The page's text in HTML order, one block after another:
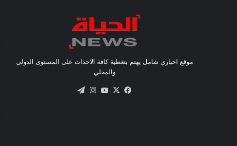
موقع اخباري شامل يهتم بتغطية كافة الاحداث على المستوى الدولي
والمحلي
فيسبوك
X يوتيوبانستقرام